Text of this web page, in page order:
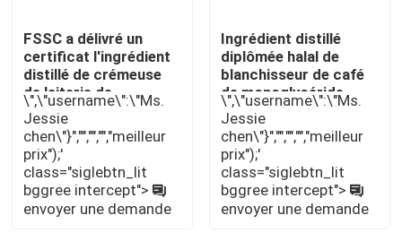
Monoglycéride distillé
Mono et diglycérides
Monostéarate de glycérol
FSSC a délivré un
certificat l'ingrédient
distillé de crémeuse
de laiterie de
monoglycéride
d'additif non
\",\"username\":\"Ms.
Jessie
chen\"}","","","","meilleur
prix");'
class="siglebtn_lit
bggree intercept">
envoyer une demande
Ingrédient distillé
diplômée halal de
blanchisseur de café
de monoglycéride
d'additif
\",\"username\":\"Ms.
Jessie
chen\"}","","","","meilleur
prix");'
class="siglebtn_lit
bggree intercept">
envoyer une demande